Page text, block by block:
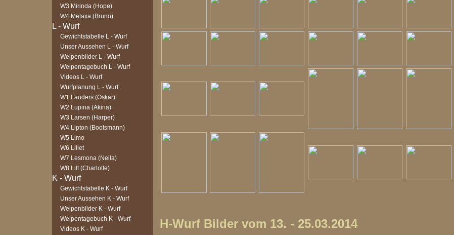
W3 Mirinda (Hope)
W4 Metaxa (Bruno)
Gewichtstabelle L - Wurf
Unser Aussehen L - Wurf
Welpenbilder L - Wurf
Welpentagebuch L - Wurf
Videos L - Wurf
Wurfplanung L - Wurf
W1 Lauders (Oskar)
W2 Lupina (Akina)
W3 Larsen (Harper)
W4 Lipton (Bootsmann)
W5 Limo
W6 Lillet
W7 Lesmona (Neila)
W8 Lift (Charlotte)
Gewichtstabelle K - Wurf
Unser Aussehen K - Wurf
Welpenbilder K - Wurf
Welpentagebuch K - Wurf
Videos K - Wurf
H-Wurf Bilder vom 13. - 25.03.2014